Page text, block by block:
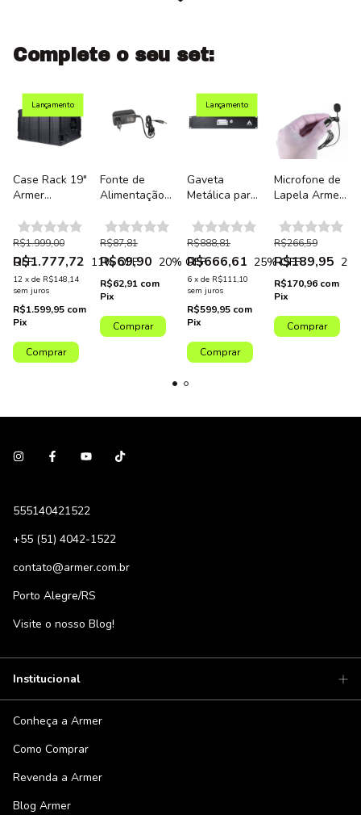
Complete o seu set:
% OFF
Lançamento
Case Rack 19"
Armer
Elite
Profissional
em Polietileno
R$1.777,72
R$1.999,00
11% OFF
12 x de R$148,14
sem juros
R$1.599,95 com
Pix
Fonte de
Alimentação
Microfone
sem fio
Profissional
Armer
AX801M e
AX802M
R$69,90
R$87,81
20% OFF
R$62,91 com
Pix
Lançamento
Gaveta
Metálica para
Profissional
19" Armer
Guarder 2U
Elite com
chave
R$666,61
R$888,81
25% OFF
6 x de R$111,10
sem juros
R$599,95 com
Pix
Microfone de
Lapela Armer
Sistema
Microfone
sem Fio
Profissional
Armer AX
R$189,95
R$266,59
29
R$170,96 com
Pix
555140421522
+55 (51) 4042-1522
contato@armer.com.br
Porto Alegre/RS
Visite o nosso Blog!
Institucional
Conheça a Armer
Como Comprar
Revenda a Armer
Blog Armer